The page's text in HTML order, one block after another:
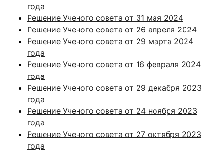
года
Решение Ученого совета от 31 мая 2024
Решение Ученого совета от 26 апреля 2024
Решение Ученого совета от 29 марта 2024
года
Решение Ученого совета от 16 февраля 2024
года
Решение Ученого совета от 29 декабря 2023
года
Решение Ученого совета от 24 ноября 2023
года
Решение Ученого совета от 27 октября 2023
года